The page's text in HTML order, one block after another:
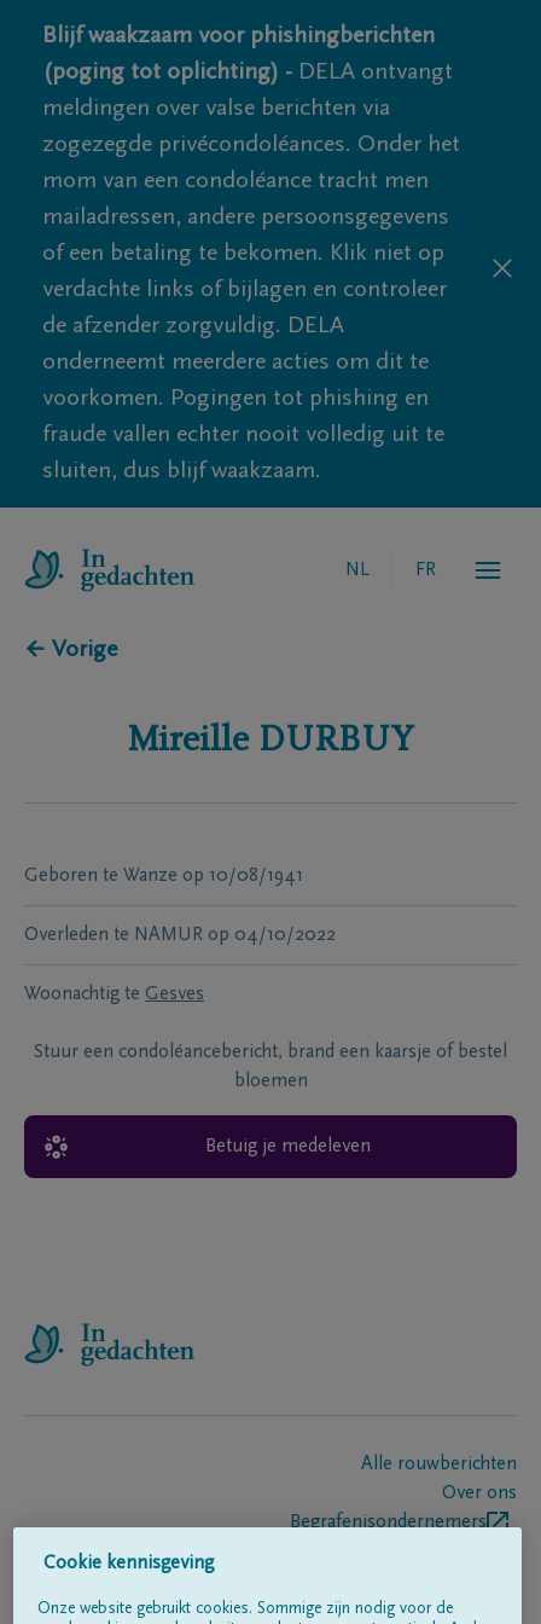
Blijf waakzaam voor phishingberichten
(poging tot oplichting) - DELA ontvangt
meldingen over valse berichten via
zogezegde privécondoléances. Onder het
mom van een condoléance tracht men
mailadressen, andere persoonsgegevens
of een betaling te bekomen. Klik niet op
verdachte links of bijlagen en controleer
de afzender zorgvuldig. DELA
onderneemt meerdere acties om dit te
voorkomen. Pogingen tot phishing en
fraude vallen echter nooit volledig uit te
sluiten, dus blijf waakzaam.
NL FR
← Vorige
Mireille DURBUY
Geboren te Wanze op 10/08/1941
Overleden te NAMUR op 04/10/2022
Woonachtig te Gesves
Stuur een condoléancebericht, brand een kaarsje of bestel
bloemen
Betuig je medeleven
Alle rouwberichten
Over ons
Begrafenisondernemers
Cookie kennisgeving
Onze website gebruikt cookies. Sommige zijn nodig voor de